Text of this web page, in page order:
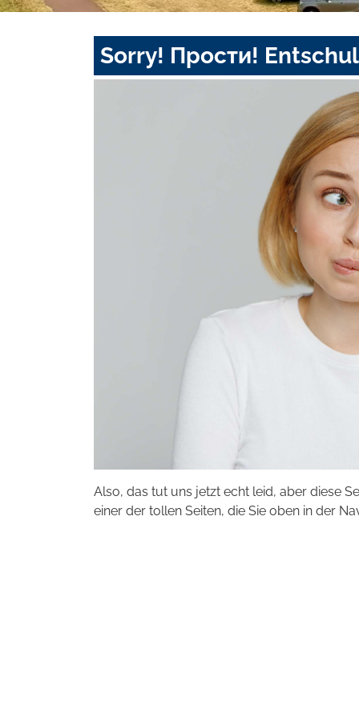
Sorry! Прости!
Also, das tut uns jetzt echt leid, aber diese
einer der tollen Seiten, die Sie oben in der